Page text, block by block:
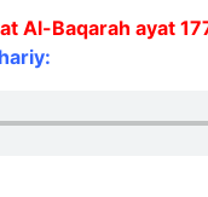
Al-Baqarah ayat